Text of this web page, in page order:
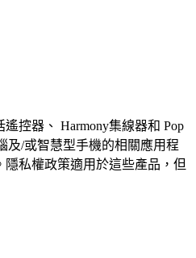
控器、 Harmony集線器和 Pop
及/或智慧型手機的相關應用程
隱私權政策適用於這些產品，但